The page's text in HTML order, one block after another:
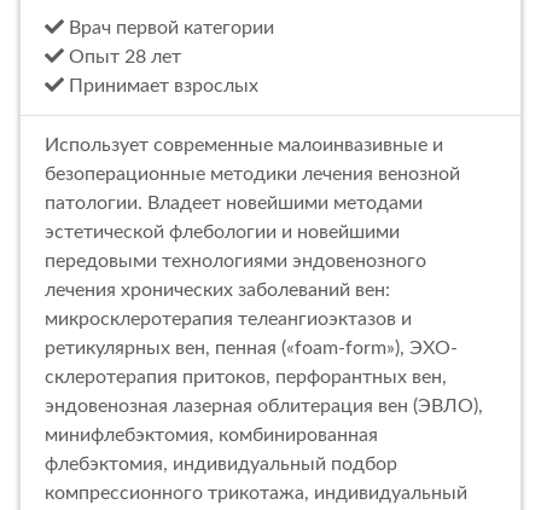
Врач первой категории
Опыт 28 лет
Принимает взрослых
Использует современные малоинвазивные и
безоперационные методики лечения венозной
патологии. Владеет новейшими методами
эстетической флебологии и новейшими
передовыми технологиями эндовенозного
лечения хронических заболеваний вен:
микросклеротерапия телеангиоэктазов и
ретикулярных вен, пенная («foam-form»), ЭХО-
склеротерапия притоков, перфорантных вен,
эндовенозная лазерная облитерация вен (ЭВЛО),
минифлебэктомия, комбинированная
флебэктомия, индивидуальный подбор
компрессионного трикотажа, индивидуальный